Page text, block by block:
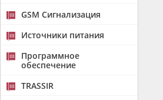
GSM Сигнализация
Источники питания
Программное
обеспечение
TRASSIR